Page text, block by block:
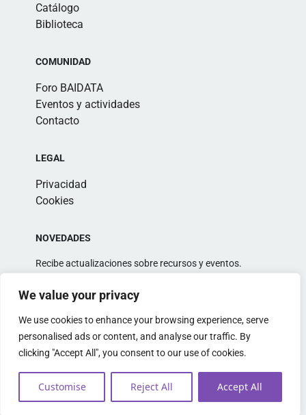
We value your privacy
We use cookies to enhance your browsing experience, serve
personalised ads or content, and analyse our traffic. By
clicking "Accept All", you consent to our use of cookies.
Customise Reject All Accept All
Catálogo
Biblioteca
COMUNIDAD
Foro BAIDATA
Eventos y actividades
Contacto
LEGAL
Privacidad
Cookies
NOVEDADES
Recibe actualizaciones sobre recursos y eventos.